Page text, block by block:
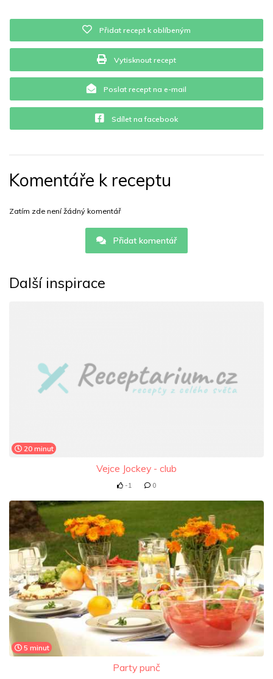
Železo0 mg
Přidat recept k oblíbeným
Vytisknout recept
Poslat recept na e-mail
Sdílet na facebook
Komentáře k receptu
Zatím zde není žádný komentář
Přidat komentář
Další inspirace
20 minut
Vejce Jockey - club
-1 0
5 minut
Party punč